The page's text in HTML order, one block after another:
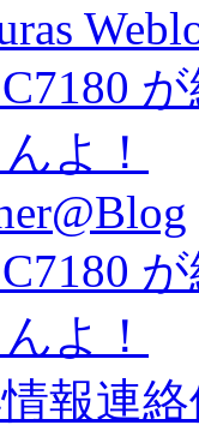
C7180
よ！
C7180
よ！
報連